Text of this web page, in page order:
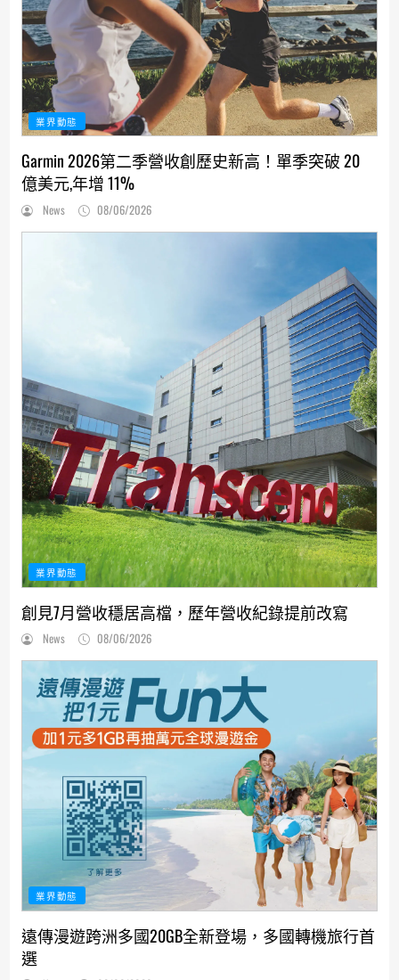
業界動態
Garmin 2026第二季營收創歷史新高！單季突破 20
億美元,年增 11%
News 08/06/2026
業界動態
創見7月營收穩居高檔，歷年營收紀錄提前改寫
News 08/06/2026
業界動態
遠傳漫遊跨洲多國20GB全新登場，多國轉機旅行首
選